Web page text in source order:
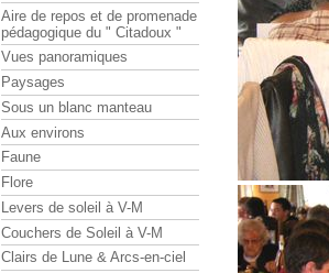
Aire de repos et de promenade
pédagogique du " Citadoux "
Vues panoramiques
Paysages
Sous un blanc manteau
Aux environs
Faune
Flore
Levers de soleil à V-M
Couchers de Soleil à V-M
Clairs de Lune & Arcs-en-ciel